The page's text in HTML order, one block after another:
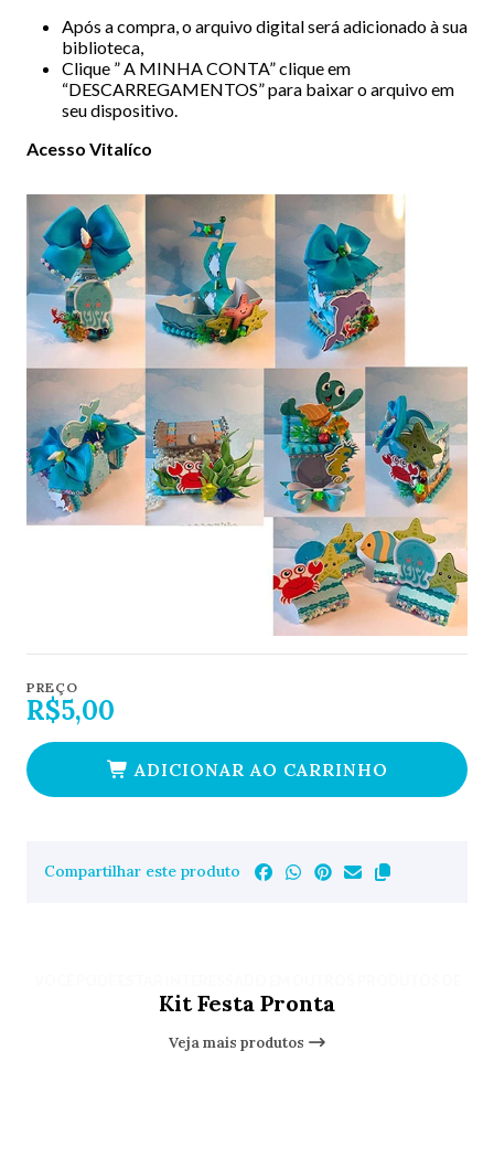
Após a compra, o arquivo digital será adicionado à sua
biblioteca,
Clique ” A MINHA CONTA” clique em
“DESCARREGAMENTOS” para baixar o arquivo em
seu dispositivo.
Acesso Vitalíco
PREÇO
R$5,00
ADICIONAR AO CARRINHO
Compartilhar este produto
Kit Festa Pronta
Veja mais produtos